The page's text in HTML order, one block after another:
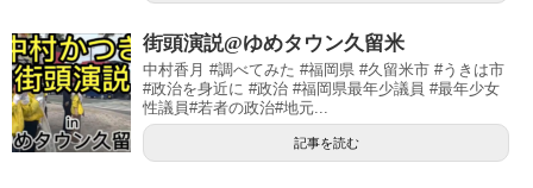
街頭演説@ゆめタウン久留米
中村香月 #調べてみた #福岡県 #久留米市 #うきは市
#政治を身近に #政治 #福岡県最年少議員 #最年少女
性議員#若者の政治#地元...
記事を読む